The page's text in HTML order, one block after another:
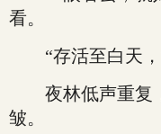
看。
“存活至白天，
夜林低声重复
皱。